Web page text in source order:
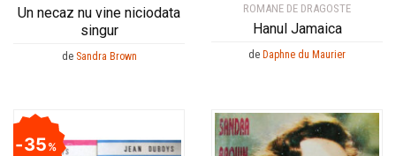
Un necaz nu vine niciodata
singur
de Sandra Brown
ROMANE DE DRAGOSTE
Hanul Jamaica
de Daphne du Maurier
35%